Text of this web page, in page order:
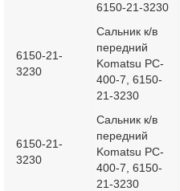
6150-21-3230
6150-21-
3230
Сальник к/в
передний
Komatsu PC-
400-7, 6150-
21-3230
6150-21-
3230
Сальник к/в
передний
Komatsu PC-
400-7, 6150-
21-3230